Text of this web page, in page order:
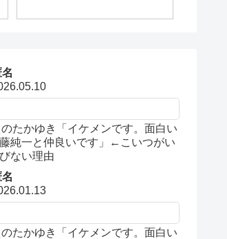
名
たかゆき「イケメンです。面白い
純一と仲良いです」←こいつがい
ない理由
名
たかゆき「イケメンです。面白い